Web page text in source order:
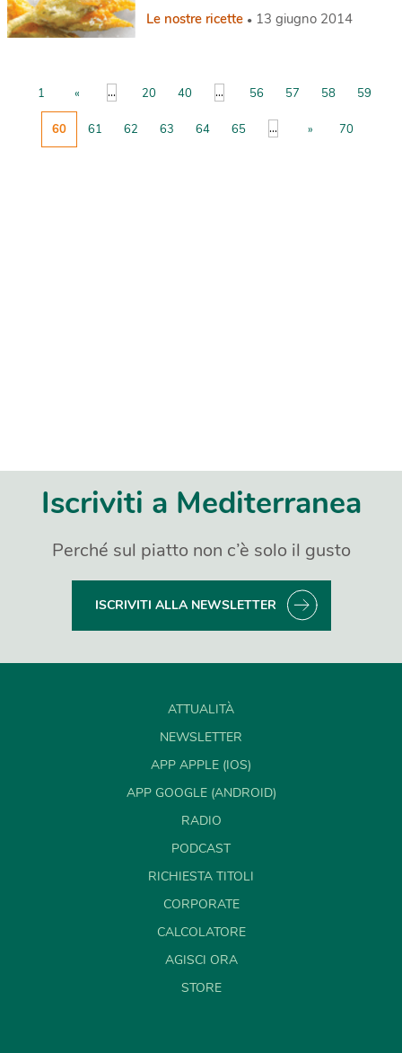
Le nostre ricette 13 giugno 2014
1 « ... 20 40 ... 56 57 58 59
60 61 62 63 64 65 ... » 70
Iscriviti a Mediterranea
Perché sul piatto non c’è solo il gusto
ISCRIVITI ALLA NEWSLETTER
ATTUALITÀ
NEWSLETTER
APP APPLE (IOS)
APP GOOGLE (ANDROID)
RADIO
PODCAST
RICHIESTA TITOLI
CORPORATE
CALCOLATORE
AGISCI ORA
STORE